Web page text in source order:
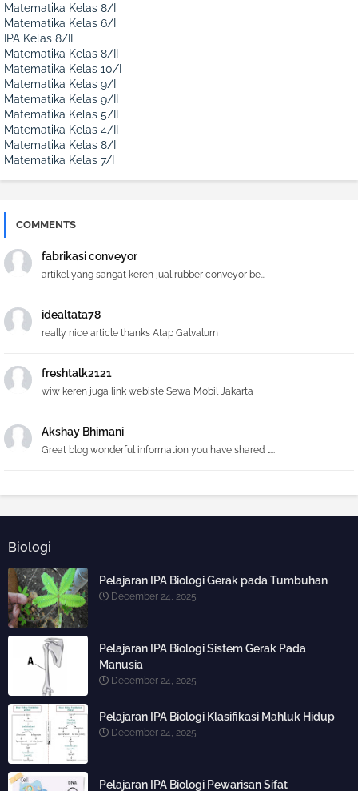
Matematika Kelas 8/I
Matematika Kelas 6/I
IPA Kelas 8/II
Matematika Kelas 8/II
Matematika Kelas 10/I
Matematika Kelas 9/I
Matematika Kelas 9/II
Matematika Kelas 5/II
Matematika Kelas 4/II
Matematika Kelas 8/I
Matematika Kelas 7/I
COMMENTS
fabrikasi conveyor
artikel yang sangat keren jual rubber conveyor be...
idealtata78
really nice article thanks Atap Galvalum
freshtalk2121
wiw keren juga link webiste Sewa Mobil Jakarta
Akshay Bhimani
Great blog wonderful information you have shared t...
Biologi
Pelajaran IPA Biologi Gerak pada Tumbuhan
December 24, 2025
Pelajaran IPA Biologi Sistem Gerak Pada
Manusia
December 24, 2025
Pelajaran IPA Biologi Klasifikasi Mahluk Hidup
December 24, 2025
Pelajaran IPA Biologi Pewarisan Sifat